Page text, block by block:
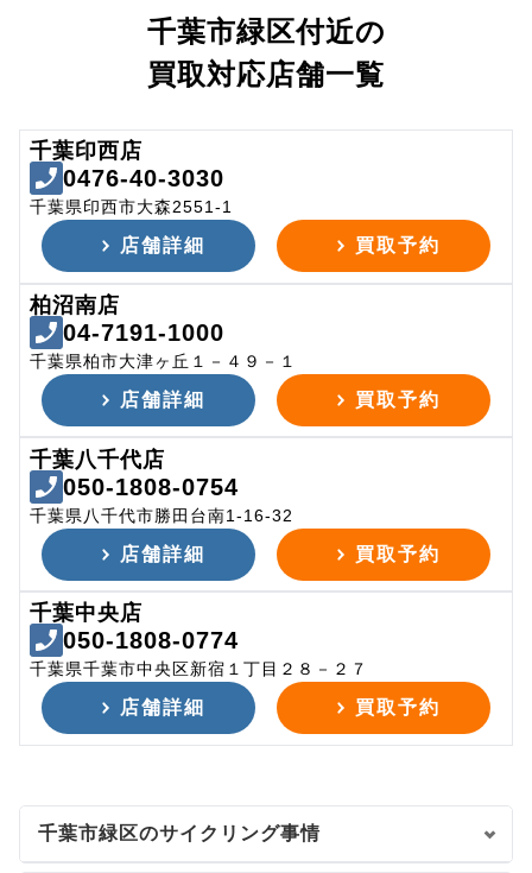
千葉市緑区付近の
買取対応店舗一覧
千葉印西店
0476-40-3030
千葉県印西市大森2551-1
店舗詳細 買取予約
柏沼南店
04-7191-1000
千葉県柏市大津ヶ丘１－４９－１
店舗詳細 買取予約
千葉八千代店
050-1808-0754
千葉県八千代市勝田台南1-16-32
店舗詳細 買取予約
千葉中央店
050-1808-0774
千葉県千葉市中央区新宿１丁目２８－２７
店舗詳細 買取予約
千葉市緑区のサイクリング事情